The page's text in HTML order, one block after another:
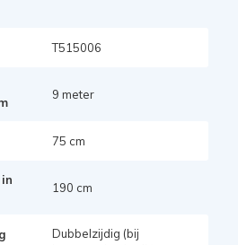
T515006
9 meter
75 cm
190 cm
Dubbelzijdig (bij